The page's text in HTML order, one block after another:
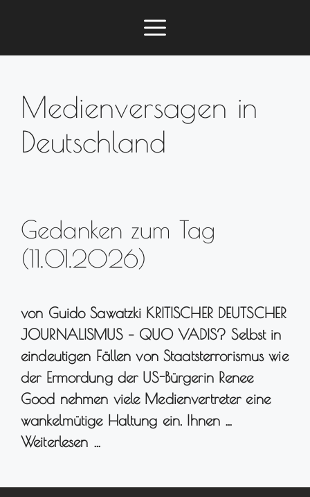
springen
Menü
Medienversagen in
Deutschland
Gedanken zum Tag
(11.01.2026)
von Guido Sawatzki KRITISCHER DEUTSCHER
JOURNALISMUS – QUO VADIS? Selbst in
eindeutigen Fällen von Staatsterrorismus wie
der Ermordung der US-Bürgerin Renee
Good nehmen viele Medienvertreter eine
wankelmütige Haltung ein. Ihnen …
Weiterlesen …